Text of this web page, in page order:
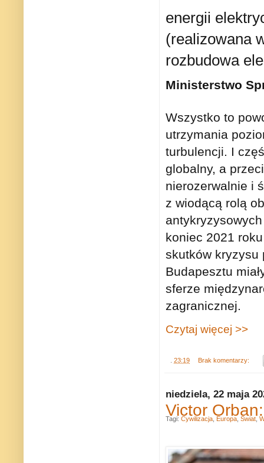
energii
(realizowana
rozbudowa
Ministerstwo
Wszystko to
utrzymania
turbulencji. I
globalny, a
nierozerwalnie i
z wiodącą rolą
koniec 2021
skutków kryzysu
Budapesztu
sferze
zagranicznej.
Czytaj więcej >>
23:19 Brak komentarzy:
niedziela, 22 maja
Victor
Tagi: Cywilizacja Europa Świat